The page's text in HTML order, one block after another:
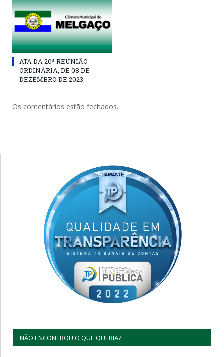
ATA DA 20ª REUNIÃO
ORDINÁRIA, DE 08 DE
DEZEMBRO DE 2023
Os comentários estão fechados.
NÃO ENCONTROU O QUE QUERIA?